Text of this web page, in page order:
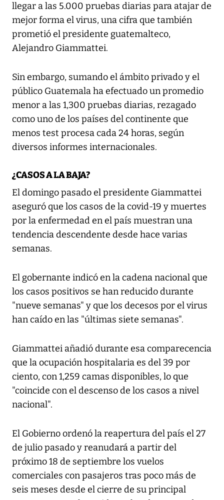
llegar a las 5.000 pruebas diarias para atajar de
mejor forma el virus, una cifra que también
prometió el presidente guatemalteco,
Alejandro Giammattei.
Sin embargo, sumando el ámbito privado y el
público Guatemala ha efectuado un promedio
menor a las 1,300 pruebas diarias, rezagado
como uno de los países del continente que
menos test procesa cada 24 horas, según
diversos informes internacionales.
¿CASOS A LA BAJA?
El domingo pasado el presidente Giammattei
aseguró que los casos de la covid-19 y muertes
por la enfermedad en el país muestran una
tendencia descendente desde hace varias
semanas.
El gobernante indicó en la cadena nacional que
los casos positivos se han reducido durante
"nueve semanas" y que los decesos por el virus
han caído en las "últimas siete semanas".
Giammattei añadió durante esa comparecencia
que la ocupación hospitalaria es del 39 por
ciento, con 1,259 camas disponibles, lo que
"coincide con el descenso de los casos a nivel
nacional".
El Gobierno ordenó la reapertura del país el 27
de julio pasado y reanudará a partir del
próximo 18 de septiembre los vuelos
comerciales con pasajeros tras poco más de
seis meses desde el cierre de su principal